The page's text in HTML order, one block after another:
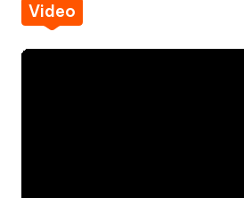
Video